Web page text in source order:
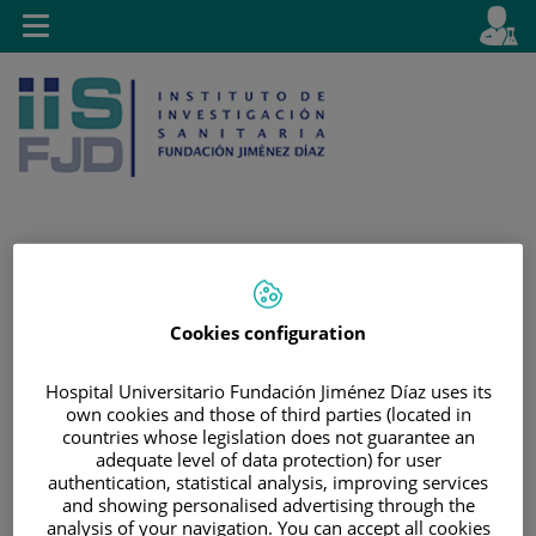
Jump to content
Active
en
Toggle
navigation
Cookies configuration
Hospital Universitario Fundación Jiménez Díaz uses its
own cookies and those of third parties (located in
countries whose legislation does not guarantee an
adequate level of data protection) for user
authentication, statistical analysis, improving services
and showing personalised advertising through the
analysis of your navigation. You can accept all cookies